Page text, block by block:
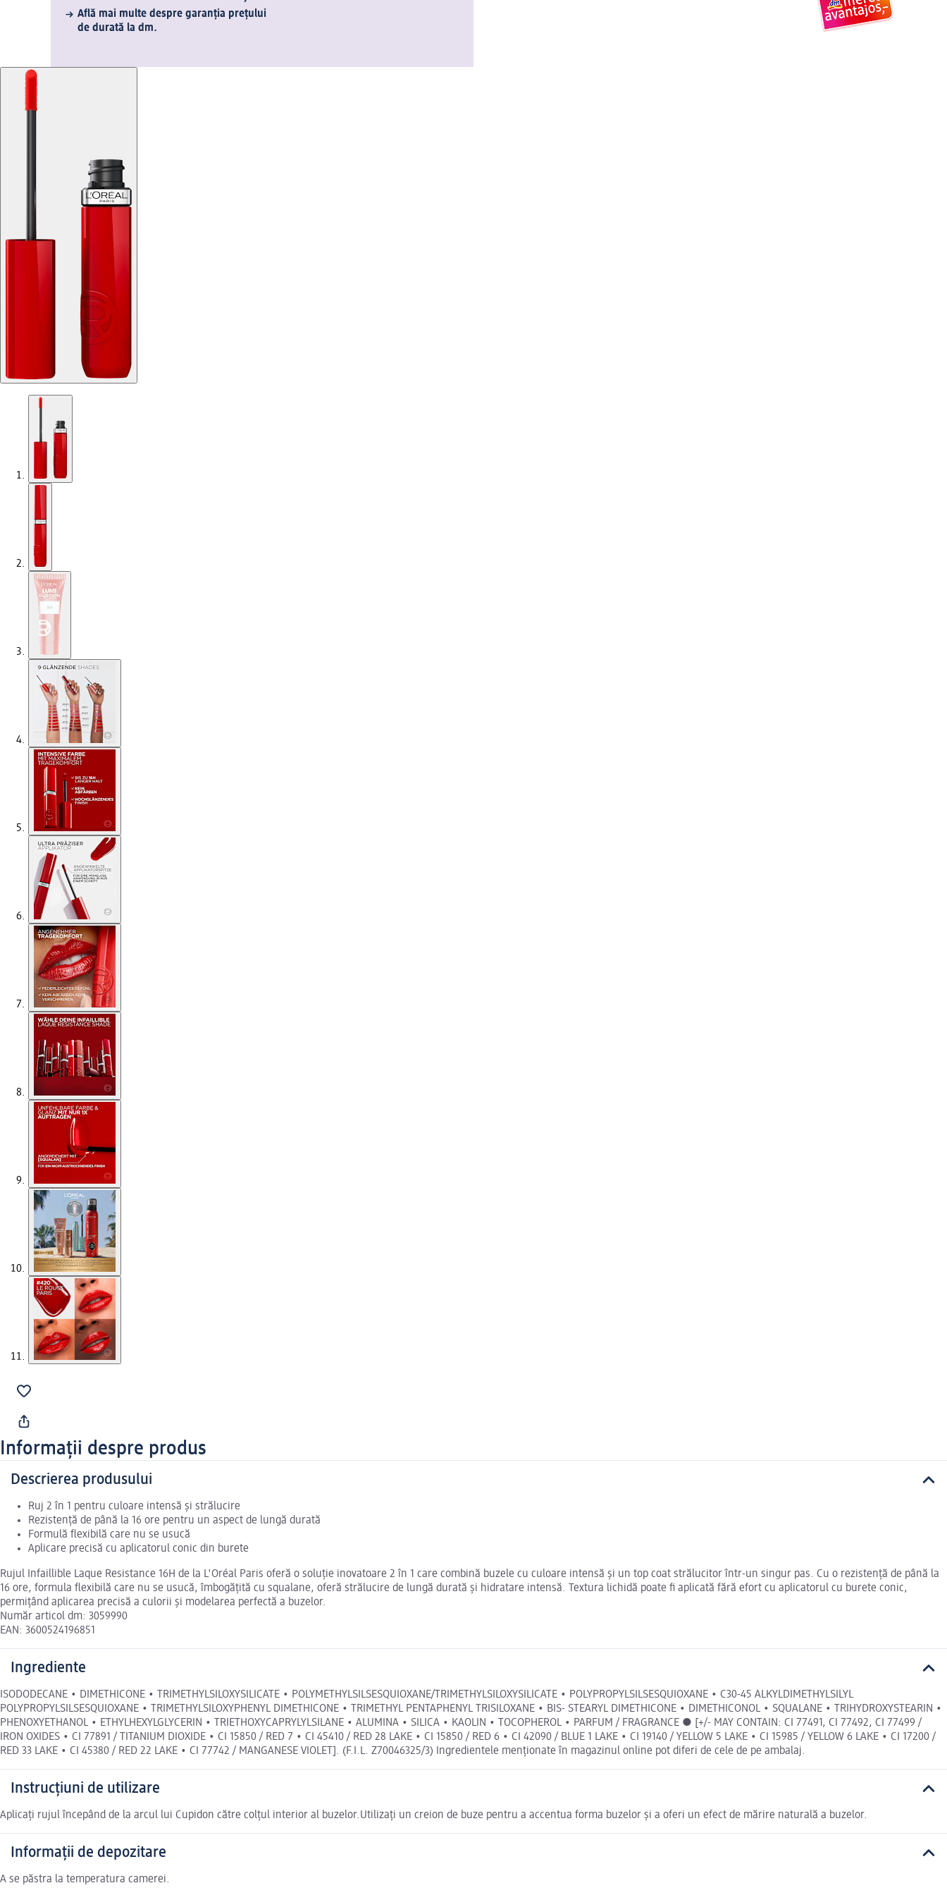
Află mai multe despre garanția prețului
de durată la dm.
Informații despre produs
Descrierea produsului
Ruj 2 în 1 pentru culoare intensă și strălucire
Rezistență de până la 16 ore pentru un aspect de lungă durată
Formulă flexibilă care nu se usucă
Aplicare precisă cu aplicatorul conic din burete
Rujul Infaillible Laque Resistance 16H de la L'Oréal Paris oferă o soluție inovatoare 2 în 1 care combină buzele cu culoare intensă și un top coat strălucitor într-un singur pas. Cu o rezistență de până la
16 ore, formula flexibilă care nu se usucă, îmbogățită cu squalane, oferă strălucire de lungă durată și hidratare intensă. Textura lichidă poate fi aplicată fără efort cu aplicatorul cu burete conic,
permițând aplicarea precisă a culorii și modelarea perfectă a buzelor.
Număr articol dm: 3059990
EAN: 3600524196851
Ingrediente
ISODODECANE • DIMETHICONE • TRIMETHYLSILOXYSILICATE • POLYMETHYLSILSESQUIOXANE/TRIMETHYLSILOXYSILICATE • POLYPROPYLSILSESQUIOXANE • C30-45 ALKYLDIMETHYLSILYL
POLYPROPYLSILSESQUIOXANE • TRIMETHYLSILOXYPHENYL DIMETHICONE • TRIMETHYL PENTAPHENYL TRISILOXANE • BIS- STEARYL DIMETHICONE • DIMETHICONOL • SQUALANE • TRIHYDROXYSTEARIN •
PHENOXYETHANOL • ETHYLHEXYLGLYCERIN • TRIETHOXYCAPRYLYLSILANE • ALUMINA • SILICA • KAOLIN • TOCOPHEROL • PARFUM / FRAGRANCE ● [+/- MAY CONTAIN: CI 77491, CI 77492, CI 77499 /
IRON OXIDES • CI 77891 / TITANIUM DIOXIDE • CI 15850 / RED 7 • CI 45410 / RED 28 LAKE • CI 15850 / RED 6 • CI 42090 / BLUE 1 LAKE • CI 19140 / YELLOW 5 LAKE • CI 15985 / YELLOW 6 LAKE • CI 17200 /
RED 33 LAKE • CI 45380 / RED 22 LAKE • CI 77742 / MANGANESE VIOLET]. (F.I.L. Z70046325/3) Ingredientele menționate în magazinul online pot diferi de cele de pe ambalaj.
Instrucțiuni de utilizare
Aplicați rujul începând de la arcul lui Cupidon către colțul interior al buzelor.Utilizați un creion de buze pentru a accentua forma buzelor și a oferi un efect de mărire naturală a buzelor.
Informații de depozitare
A se păstra la temperatura camerei.